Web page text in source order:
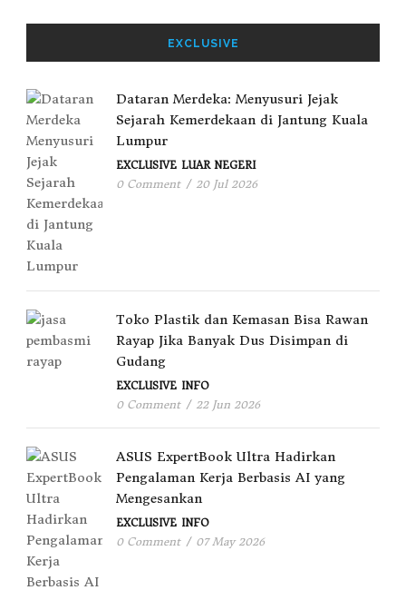
EXCLUSIVE
Dataran Merdeka: Menyusuri Jejak
Sejarah Kemerdekaan di Jantung Kuala
Lumpur
EXCLUSIVE LUAR NEGERI
0 Comment / 20 Jul 2026
Toko Plastik dan Kemasan Bisa Rawan
Rayap Jika Banyak Dus Disimpan di
Gudang
EXCLUSIVE INFO
0 Comment / 22 Jun 2026
ASUS ExpertBook Ultra Hadirkan
Pengalaman Kerja Berbasis AI yang
Mengesankan
EXCLUSIVE INFO
0 Comment / 07 May 2026